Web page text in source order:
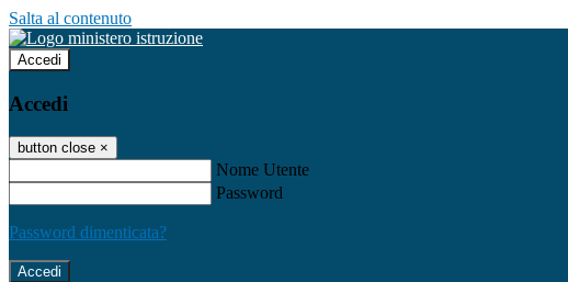
Salta al contenuto
Accedi
Accedi
button close ×
Nome Utente
Password
Password dimenticata?